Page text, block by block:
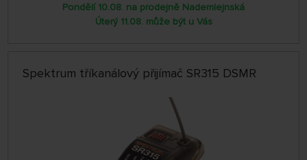
Pondělí 10.08. na prodejně Nademlejnská
Úterý 11.08. může být u Vás
Spektrum tříkanálový přijímač SR315 DSMR